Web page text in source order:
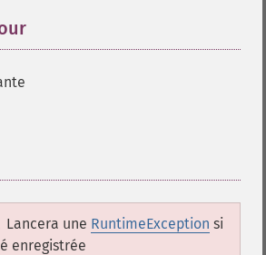
Lancera une RuntimeException si
enregistrée